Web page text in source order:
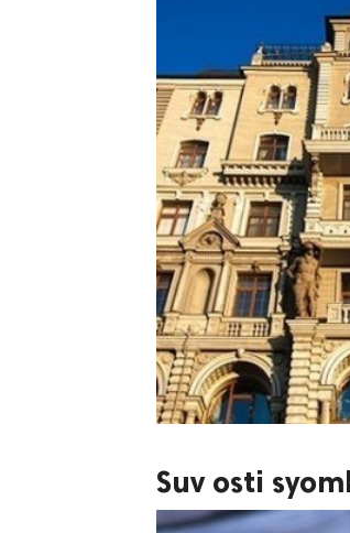
Suv osti